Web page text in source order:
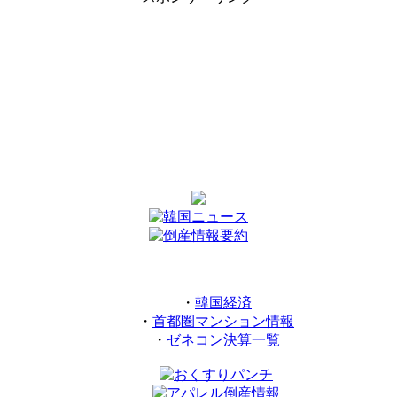
・ 韓国経済
・ 首都圏マンション情報
・ ゼネコン決算一覧